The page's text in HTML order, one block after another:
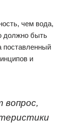
чем вода,
должно быть
поставленный
и